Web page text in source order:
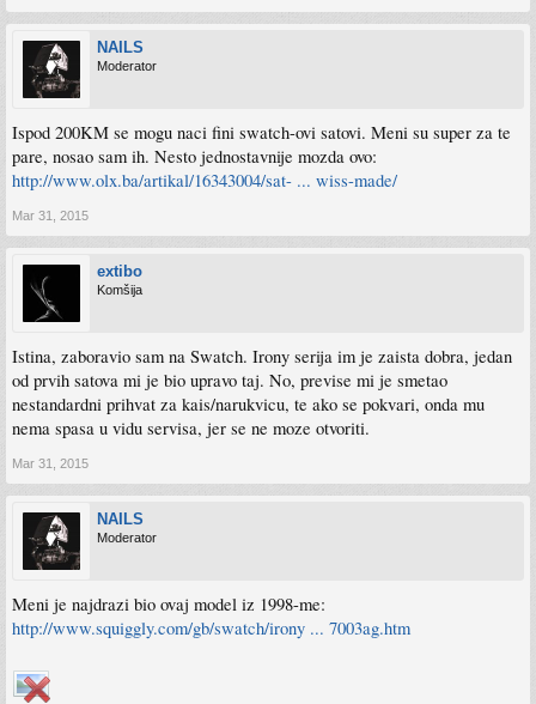
NAILS
Moderator
Ispod 200KM se mogu naci fini swatch-ovi satovi. Meni su super za te
pare, nosao sam ih. Nesto jednostavnije mozda ovo:
http://www.olx.ba/artikal/16343004/sat- ... wiss-made/
Mar 31, 2015
extibo
Komšija
Istina, zaboravio sam na Swatch. Irony serija im je zaista dobra, jedan
od prvih satova mi je bio upravo taj. No, previse mi je smetao
nestandardni prihvat za kais/narukvicu, te ako se pokvari, onda mu
nema spasa u vidu servisa, jer se ne moze otvoriti.
Mar 31, 2015
NAILS
Moderator
Meni je najdrazi bio ovaj model iz 1998-me:
http://www.squiggly.com/gb/swatch/irony ... 7003ag.htm